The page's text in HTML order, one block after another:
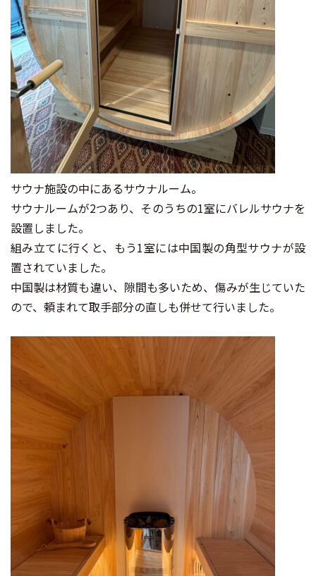
サウナ施設の中にあるサウナルーム。
サウナルームが2つあり、そのうちの1室にバレルサウナを
設置しました。
組み立てに行くと、もう1室には中国製の角型サウナが設
置されていました。
中国製は材質も違い、隙間も多いため、傷みが生じていた
ので、頼まれて取手部分の直しも併せて行いました。